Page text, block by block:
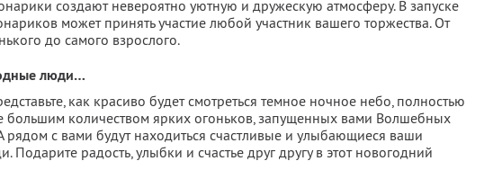
создают невероятно уютную и дружескую атмосферу. В запуске
может принять участие любой участник вашего торжества. От
до самого взрослого.
люди…
как красиво будет смотреться темное ночное небо, полностью
большим количеством ярких огоньков, запущенных вами Волшебных
рядом с вами будут находиться счастливые и улыбающиеся ваши
Подарите радость, улыбки и счастье друг другу в этот новогодний